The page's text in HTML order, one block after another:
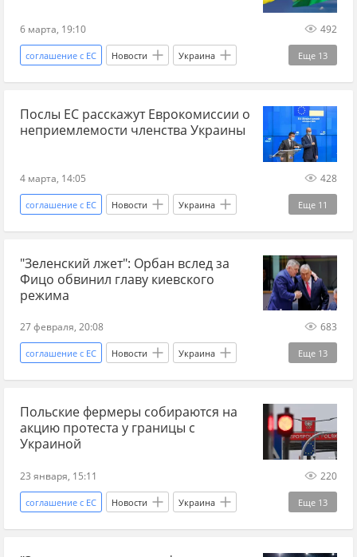
Международная политика спецслужба
6 марта, 19:10 492
Еще 13
соглашение с ЕС Новости Украина
Венгрия Европа Владимир Зеленский
Мадьяр Украина.ру ЕС
парламентские выборы Украина-ЕС
Международная политика
Восточное партнерство
Послы ЕС расскажут Еврокомиссии о
неприемлемости членства Украины
4 марта, 14:05 428
Еще 11
соглашение с ЕС Новости Украина
США Франция Дональд Трамп
Урсула фон дер Ляйен Сикорский
Еврокомиссия Financial Times
"Зеленский лжет": Орбан вслед за
Фицо обвинил главу киевского
режима
27 февраля, 20:08 683
Еще 13
соглашение с ЕС Новости Украина
Венгрия Словакия Владимир Зеленский
Виктор Орбан ЕС Украина.ру
Reuters Украина-ЕС
нефтепровод дружба блокада
Польские фермеры собираются на
акцию протеста у границы с
Украиной
23 января, 15:11 220
Еще 13
соглашение с ЕС Новости Украина
Львовская область Украина.ру